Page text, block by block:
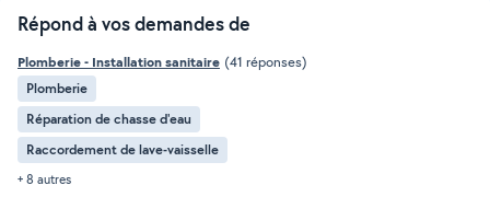
Répond à vos demandes de
Plomberie - Installation sanitaire (41 réponses)
Plomberie
Réparation de chasse d'eau
Raccordement de lave-vaisselle
+ 8 autres